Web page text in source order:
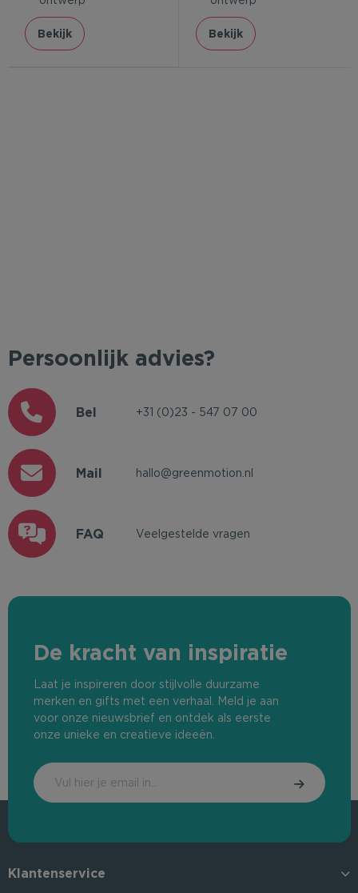
Bekijk Bekijk
Persoonlijk advies?
Bel +31 (0)23 - 547 07 00
Mail hallo@greenmotion.nl
FAQ Veelgestelde vragen
De kracht van inspiratie
Laat je inspireren door stijlvolle duurzame
merken en gifts met een verhaal. Meld je aan
voor onze nieuwsbrief en ontdek als eerste
onze unieke en creatieve ideeën.
Klantenservice